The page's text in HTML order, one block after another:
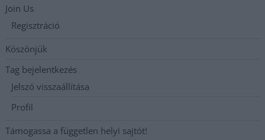
Join Us
Regisztráció
Köszönjük
Tag bejelentkezés
Jelszó visszaállítása
Profil
Támogassa a független helyi sajtót!